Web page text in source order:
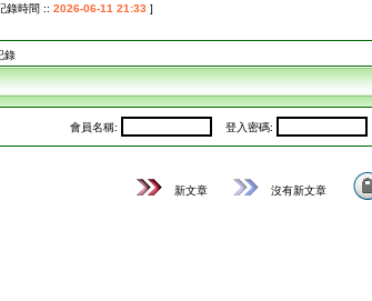
錄時間 :: 2026-06-11 21:33 ]
錄
會員名稱: 登入密碼:
新文章 沒有新文章